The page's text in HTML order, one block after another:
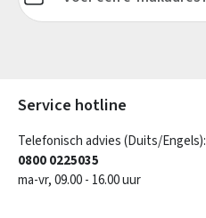
Service hotline
Telefonisch advies (Duits/Engels):
0800 0225035
ma-vr, 09.00 - 16.00 uur